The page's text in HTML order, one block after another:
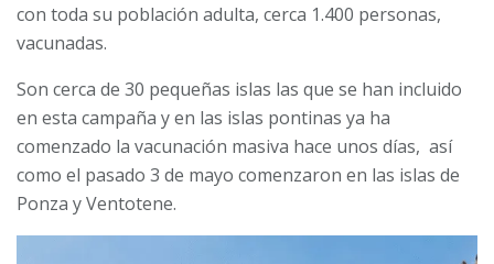
con toda su población adulta, cerca 1.400 personas,
vacunadas.
Son cerca de 30 pequeñas islas las que se han incluido
en esta campaña y en las islas pontinas ya ha
comenzado la vacunación masiva hace unos días, así
como el pasado 3 de mayo comenzaron en las islas de
Ponza y Ventotene.